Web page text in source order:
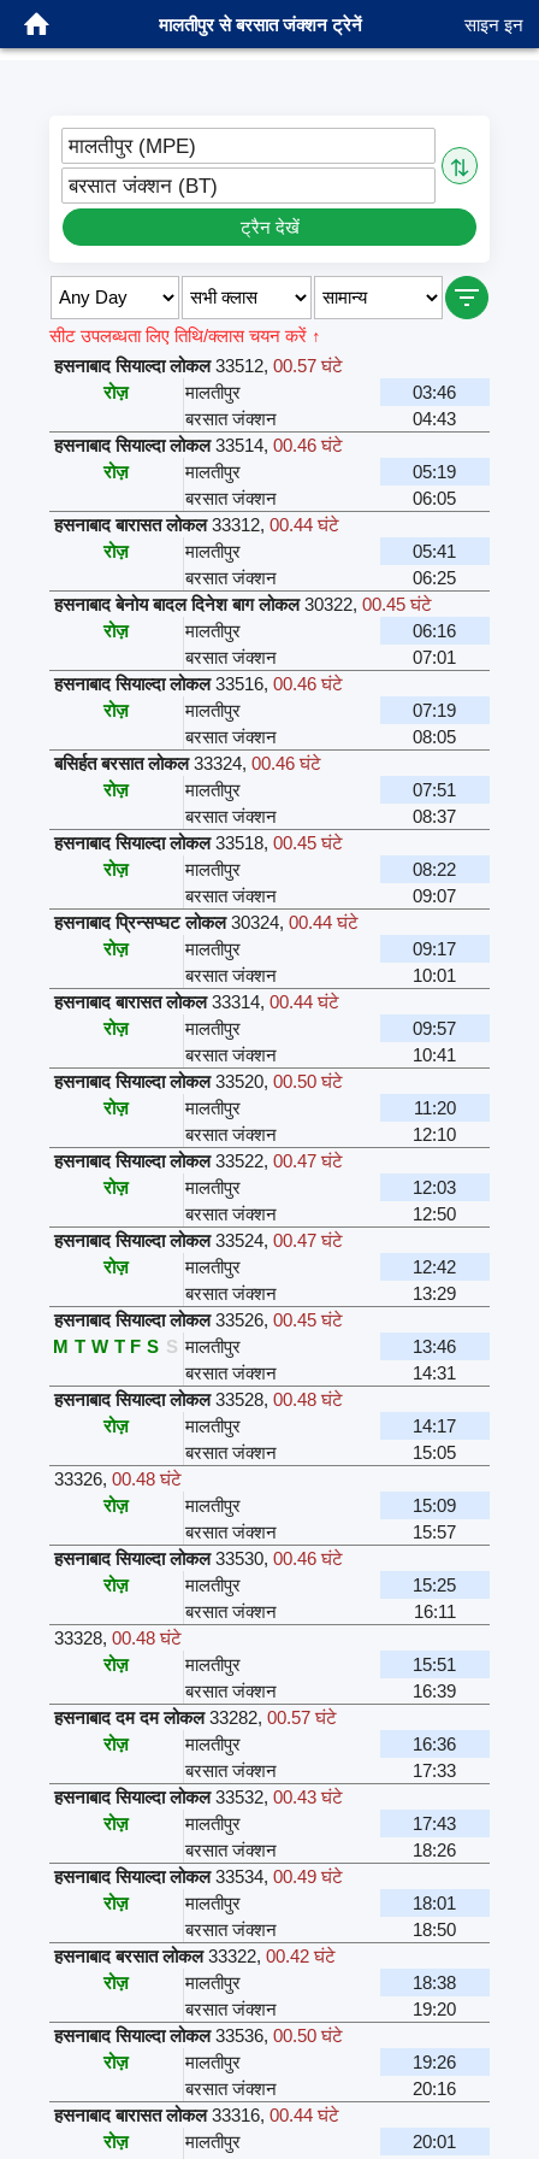
मालतीपुर से बरसात जंक्शन ट्रेनें साइन इन
मालतीपुर (MPE)
⇅
बरसात जंक्शन (BT)
ट्रैन देखें
सीट उपलब्धता लिए तिथि/क्लास चयन करें ↑
हसनाबाद सियाल्दा लोकल 33512, 00.57 घंटे
रोज़
मालतीपुर
03:46
बरसात जंक्शन
04:43
हसनाबाद सियाल्दा लोकल 33514, 00.46 घंटे
रोज़
मालतीपुर
05:19
बरसात जंक्शन
06:05
हसनाबाद बारासत लोकल 33312, 00.44 घंटे
रोज़
मालतीपुर
05:41
बरसात जंक्शन
06:25
हसनाबाद बेनोय बादल दिनेश बाग लोकल 30322, 00.45 घंटे
रोज़
मालतीपुर
06:16
बरसात जंक्शन
07:01
हसनाबाद सियाल्दा लोकल 33516, 00.46 घंटे
रोज़
मालतीपुर
07:19
बरसात जंक्शन
08:05
बसिर्हत बरसात लोकल 33324, 00.46 घंटे
रोज़
मालतीपुर
07:51
बरसात जंक्शन
08:37
हसनाबाद सियाल्दा लोकल 33518, 00.45 घंटे
रोज़
मालतीपुर
08:22
बरसात जंक्शन
09:07
हसनाबाद प्रिन्सप्घट लोकल 30324, 00.44 घंटे
रोज़
मालतीपुर
09:17
बरसात जंक्शन
10:01
हसनाबाद बारासत लोकल 33314, 00.44 घंटे
रोज़
मालतीपुर
09:57
बरसात जंक्शन
10:41
हसनाबाद सियाल्दा लोकल 33520, 00.50 घंटे
रोज़
मालतीपुर
11:20
बरसात जंक्शन
12:10
हसनाबाद सियाल्दा लोकल 33522, 00.47 घंटे
रोज़
मालतीपुर
12:03
बरसात जंक्शन
12:50
हसनाबाद सियाल्दा लोकल 33524, 00.47 घंटे
रोज़
मालतीपुर
12:42
बरसात जंक्शन
13:29
हसनाबाद सियाल्दा लोकल 33526, 00.45 घंटे
M T W T F S S मालतीपुर
13:46
बरसात जंक्शन
14:31
हसनाबाद सियाल्दा लोकल 33528, 00.48 घंटे
रोज़
मालतीपुर
14:17
बरसात जंक्शन
15:05
33326, 00.48 घंटे
रोज़
मालतीपुर
15:09
बरसात जंक्शन
15:57
हसनाबाद सियाल्दा लोकल 33530, 00.46 घंटे
रोज़
मालतीपुर
15:25
बरसात जंक्शन
16:11
33328, 00.48 घंटे
रोज़
मालतीपुर
15:51
बरसात जंक्शन
16:39
हसनाबाद दम दम लोकल 33282, 00.57 घंटे
रोज़
मालतीपुर
16:36
बरसात जंक्शन
17:33
हसनाबाद सियाल्दा लोकल 33532, 00.43 घंटे
रोज़
मालतीपुर
17:43
बरसात जंक्शन
18:26
हसनाबाद सियाल्दा लोकल 33534, 00.49 घंटे
रोज़
मालतीपुर
18:01
बरसात जंक्शन
18:50
हसनाबाद बरसात लोकल 33322, 00.42 घंटे
रोज़
मालतीपुर
18:38
बरसात जंक्शन
19:20
हसनाबाद सियाल्दा लोकल 33536, 00.50 घंटे
रोज़
मालतीपुर
19:26
बरसात जंक्शन
20:16
हसनाबाद बारासत लोकल 33316, 00.44 घंटे
रोज़
मालतीपुर
20:01